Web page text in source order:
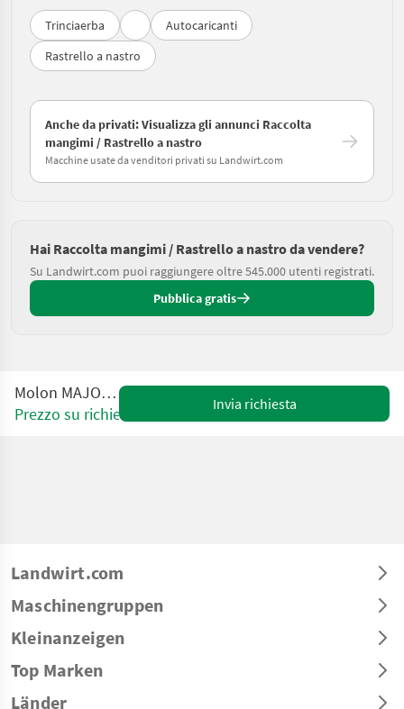
Trinciaerba
Autocaricanti
Rastrello a nastro
Anche da privati: Visualizza gli annunci Raccolta
mangimi / Rastrello a nastro
Macchine usate da venditori privati su Landwirt.com
Hai Raccolta mangimi / Rastrello a nastro da vendere?
Su Landwirt.com puoi raggiungere oltre 545.000 utenti registrati.
Pubblica gratis
Molon MAJOR 180.3D.
Prezzo su richiesta
Invia richiesta
Landwirt.com
Maschinengruppen
Kleinanzeigen
Top Marken
Länder